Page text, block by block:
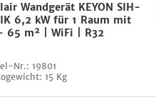
Wandgerät KEYON SIH-
6,2 kW für 1 Raum mit
65 m² | WiFi | R32
Nr.: 19801
15 Kg